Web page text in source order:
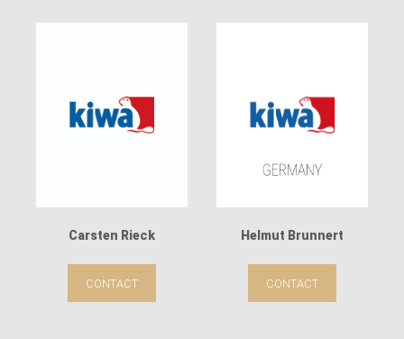
Carsten Rieck
CONTACT
Helmut Brunnert
CONTACT